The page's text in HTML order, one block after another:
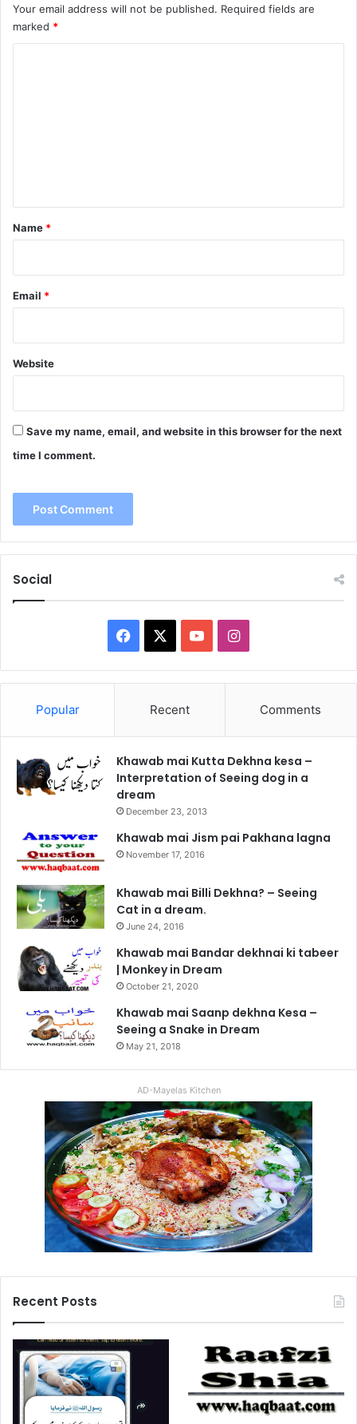
Your email address will not be published. Required fields are
marked *
*
Name *
Email *
Website
Save my name, email, and website in this browser for the next
time I comment.
Social
Facebook YouTubeInstagram
Popular Recent Comments
Khawab mai Kutta Dekhna kesa –
Interpretation of Seeing dog in a
dream
December 23, 2013
Khawab mai Jism pai Pakhana lagna
November 17, 2016
Khawab mai Billi Dekhna? – Seeing
Cat in a dream.
June 24, 2016
Khawab mai Bandar dekhnai ki tabeer
| Monkey in Dream
October 21, 2020
Khawab mai Saanp dekhna Kesa –
Seeing a Snake in Dream
May 21, 2018
AD-Mayelas Kitchen
Recent Posts